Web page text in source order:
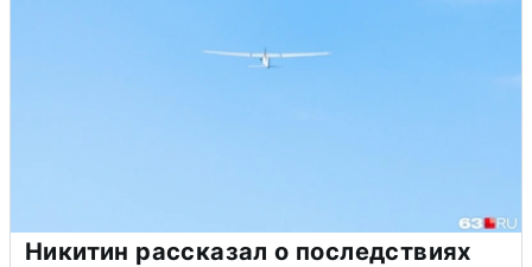
Никитин рассказал о последствиях